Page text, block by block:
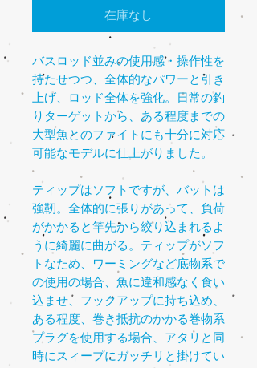
在庫なし
バスロッド並みの使用感・操作性を
持たせつつ、全体的なパワーと引き
上げ、ロッド全体を強化。日常の釣
りターゲットから、ある程度までの
大型魚とのファイトにも十分に対応
可能なモデルに仕上がりました。
ティップはソフトですが、バットは
強靭。全体的に張りがあって、負荷
がかかると竿先から絞り込まれるよ
うに綺麗に曲がる。ティップがソフ
トなため、ワーミングなど底物系で
の使用の場合、魚に違和感なく食い
込ませ、フックアップに持ち込め、
ある程度、巻き抵抗のかかる巻物系
プラグを使用する場合、アタリと同
時にスィープにガッチリと掛けてい